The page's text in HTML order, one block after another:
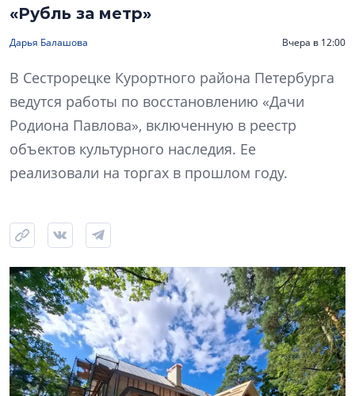
«Рубль за метр»
Дарья Балашова Вчера в 12:00
В Сестрорецке Курортного района Петербурга
ведутся работы по восстановлению «Дачи
Родиона Павлова», включенную в реестр
объектов культурного наследия. Ее
реализовали на торгах в прошлом году.